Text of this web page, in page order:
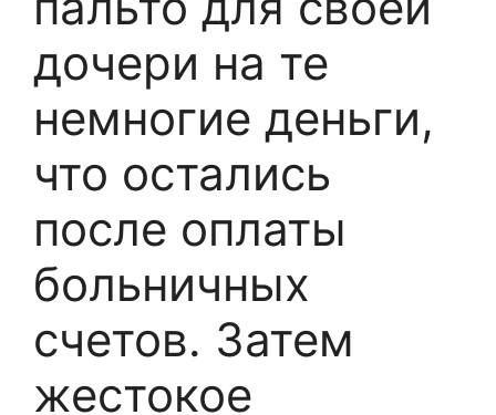
дочери на те
немногие деньги,
что остались
после оплаты
больничных
счетов. Затем
жестокое